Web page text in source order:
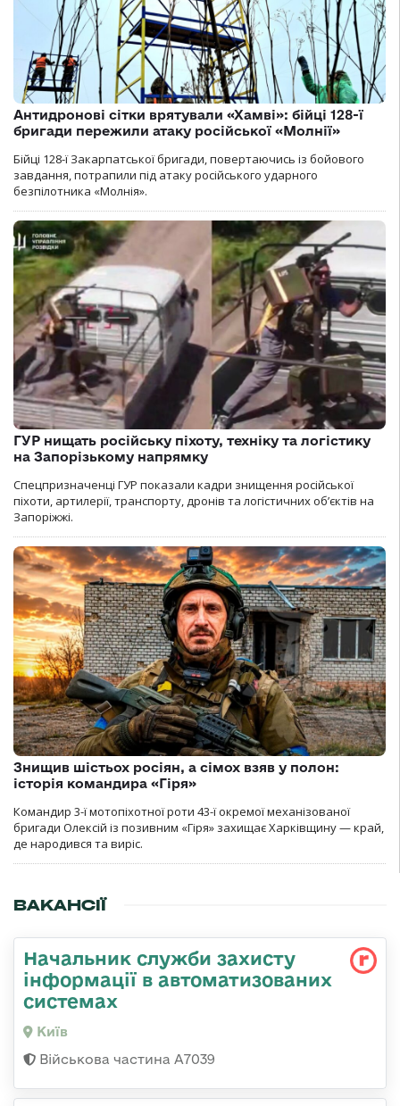
Антидронові сітки врятували «Хамві»: бійці 128-ї
бригади пережили атаку російської «Молнії»
Бійці 128-ї Закарпатської бригади, повертаючись із бойового
завдання, потрапили під атаку російського ударного
безпілотника «Молнія».
ГУР нищать російську піхоту, техніку та логістику
на Запорізькому напрямку
Спецпризначенці ГУР показали кадри знищення російської
піхоти, артилерії, транспорту, дронів та логістичних об’єктів на
Запоріжжі.
Знищив шістьох росіян, а сімох взяв у полон:
історія командира «Гіря»
Командир 3-ї мотопіхотної роти 43-ї окремої механізованої
бригади Олексій із позивним «Гіря» захищає Харківщину — край,
де народився та виріс.
ВАКАНСІЇ
Начальник служби захисту
інформації в автоматизованих
системах
Київ
Військова частина А7039